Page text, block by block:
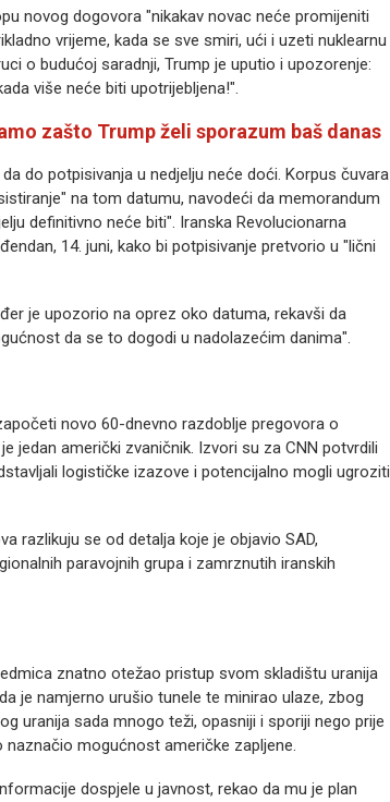
novog dogovora "nikakav novac neće promijeniti
vrijeme, kada se sve smiri, ući i uzeti nuklearnu
o budućoj saradnji, Trump je uputio i upozorenje:
više neće biti upotrijebljena!".
zašto Trump želi sporazum baš danas
do potpisivanja u nedjelju neće doći. Korpus čuvara
na tom datumu, navodeći da memorandum
definitivno neće biti". Iranska Revolucionarna
14. juni, kako bi potpisivanje pretvorio u "lični
je upozorio na oprez oko datuma, rekavši da
da se to dogodi u nadolazećim danima".
novo 60-dnevno razdoblje pregovora o
jedan američki zvaničnik. Izvori su za CNN potvrdili
logističke izazove i potencijalno mogli ugroziti
razlikuju se od detalja koje je objavio SAD,
paravojnih grupa i zamrznutih iranskih
znatno otežao pristup svom skladištu uranija
je namjerno urušio tunele te minirao ulaze, zbog
uranija sada mnogo teži, opasniji i sporiji nego prije
naznačio mogućnost američke zapljene.
dospjele u javnost, rekao da mu je plan